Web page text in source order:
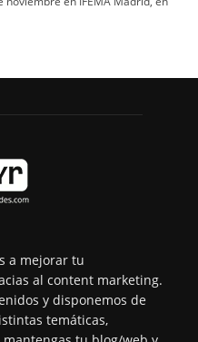
a mejorar tu
al content marketing.
y disponemos de
temáticas,